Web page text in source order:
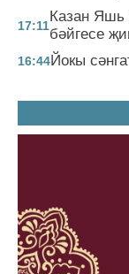
17:11
Казан Яшь
бәйгесе
16:44Йокы